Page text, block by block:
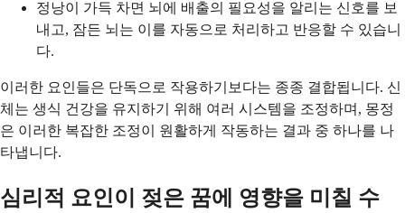
정낭이 가득 차면 뇌에 배출의 필요성을 알리는 신호를 보
내고, 잠든 뇌는 이를 자동으로 처리하고 반응할 수 있습니
다.
이러한 요인들은 단독으로 작용하기보다는 종종 결합됩니다. 신
체는 생식 건강을 유지하기 위해 여러 시스템을 조정하며, 몽정
은 이러한 복잡한 조정이 원활하게 작동하는 결과 중 하나를 나
타냅니다.
심리적 요인이 젖은 꿈에 영향을 미칠 수